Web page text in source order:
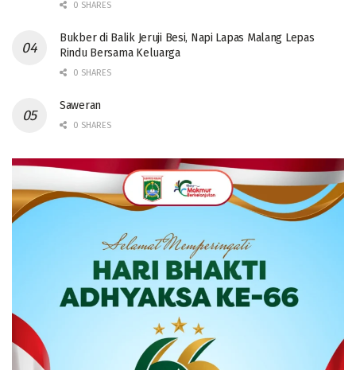
0 SHARES
Bukber di Balik Jeruji Besi, Napi Lapas Malang Lepas
Rindu Bersama Keluarga
0 SHARES
Saweran
0 SHARES